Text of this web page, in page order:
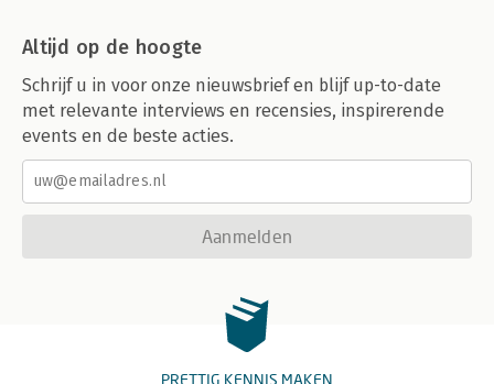
Altijd op de hoogte
Schrijf u in voor onze nieuwsbrief en blijf up-to-date
met relevante interviews en recensies, inspirerende
events en de beste acties.
Aanmelden
PRETTIG KENNIS MAKEN